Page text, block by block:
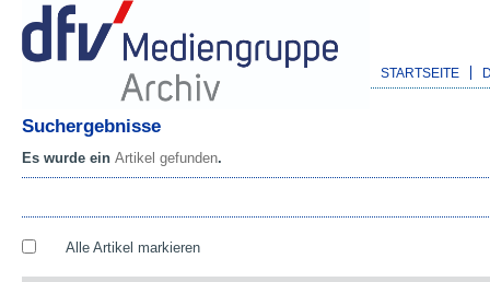
STARTSEITE
Suchergebnisse
Es wurde ein Artikel gefunden.
Alle Artikel markieren